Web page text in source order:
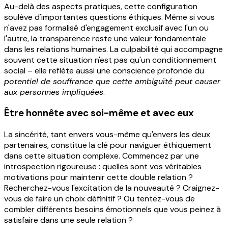
Au-delà des aspects pratiques, cette configuration
soulève d'importantes questions éthiques. Même si vous
n'avez pas formalisé d'engagement exclusif avec l'un ou
l'autre, la transparence reste une valeur fondamentale
dans les relations humaines. La culpabilité qui accompagne
souvent cette situation n'est pas qu'un conditionnement
social – elle reflète aussi une conscience profonde du
potentiel de souffrance que cette ambiguïté peut causer
aux personnes impliquées.
Être honnête avec soi-même et avec eux
La sincérité, tant envers vous-même qu'envers les deux
partenaires, constitue la clé pour naviguer éthiquement
dans cette situation complexe. Commencez par une
introspection rigoureuse : quelles sont vos véritables
motivations pour maintenir cette double relation ?
Recherchez-vous l'excitation de la nouveauté ? Craignez-
vous de faire un choix définitif ? Ou tentez-vous de
combler différents besoins émotionnels que vous peinez à
satisfaire dans une seule relation ?